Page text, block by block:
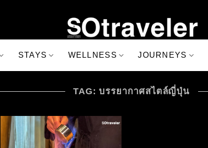
STAYS WELLNESS JOURNEYS
TAG: บรรยากาศสไตล์ญี่ปุ่น